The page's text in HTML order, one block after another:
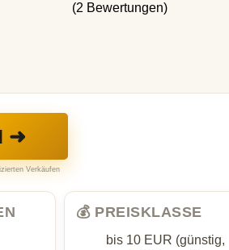
(2 Bewertungen)
➜
Verkäufen
💰 PREISKLASSE
bis 10 EUR (günstig,